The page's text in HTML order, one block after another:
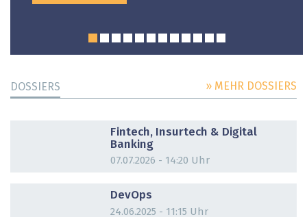
DOSSIERS » MEHR DOSSIERS
Fintech, Insurtech & Digital
Banking
07.07.2026 - 14:20 Uhr
DevOps
24.06.2025 - 11:15 Uhr